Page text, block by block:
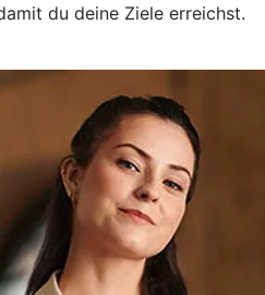
du deine Ziele erreichst.